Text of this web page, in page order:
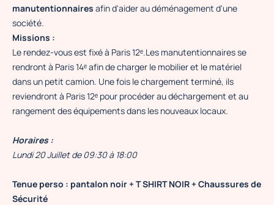
manutentionnaires afin d'aider au déménagement d'une
société.
Missions :
Le rendez-vous est fixé à Paris 12ᵉ.Les manutentionnaires se
rendront à Paris 14ᵉ afin de charger le mobilier et le matériel
dans un petit camion. Une fois le chargement terminé, ils
reviendront à Paris 12ᵉ pour procéder au déchargement et au
rangement des équipements dans les nouveaux locaux.
Horaires :
Lundi 20 Juillet de 09:30 à 18:00
Tenue perso : pantalon noir + T SHIRT NOIR + Chaussures de
Sécurité